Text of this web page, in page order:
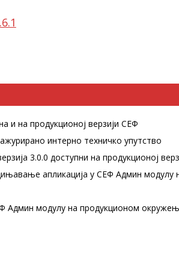
и на продукционој верзији СЕФ
интерно техничко упутство
3.0.0 доступни на продукционој
апликација у СЕФ Админ модулу
Админ модулу на продукционом